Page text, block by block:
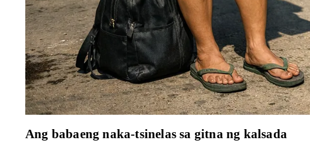
Ang babaeng naka-tsinelas sa gitna ng kalsada